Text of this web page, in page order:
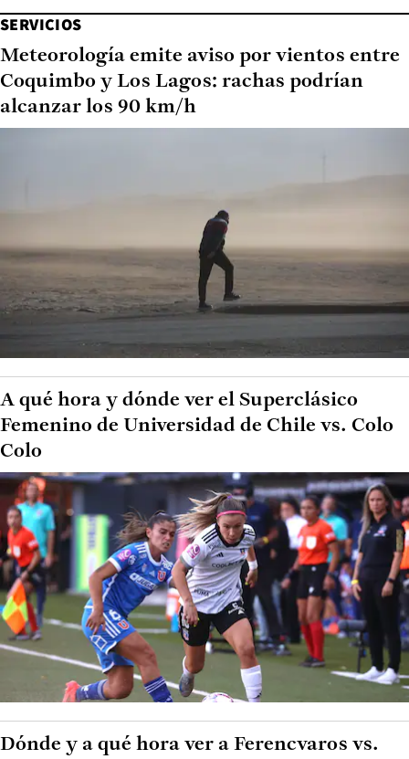
SERVICIOS
Meteorología emite aviso por vientos entre
Coquimbo y Los Lagos: rachas podrían
alcanzar los 90 km/h
A qué hora y dónde ver el Superclásico
Femenino de Universidad de Chile vs. Colo
Colo
Dónde y a qué hora ver a Ferencvaros vs.